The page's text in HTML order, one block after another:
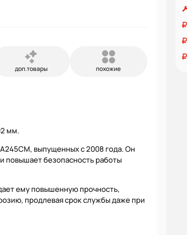
доп.товары похожие
мм.
выпущенных с 2008 года. Он
повышает безопасность работы
ему повышенную прочность,
продлевая срок службы даже при